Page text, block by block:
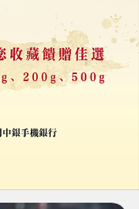
收藏 分享
預售近4,000台